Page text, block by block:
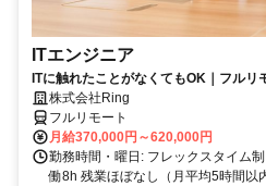
ITエンジニア
ITに触れたことがなくてもOK｜フル
株式会社Ring
フルリモート
月給370,000円～620,000円
勤務時間・曜日: フレックスタイム
働8h 残業ほぼなし（月平均5時間以